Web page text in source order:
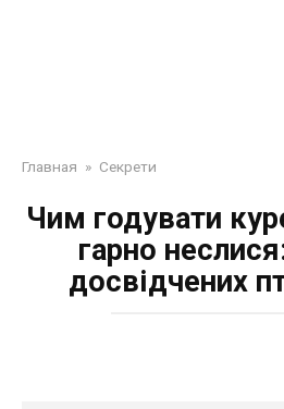
Главная » Секрети
Чим годувати
гарно
досвідчених